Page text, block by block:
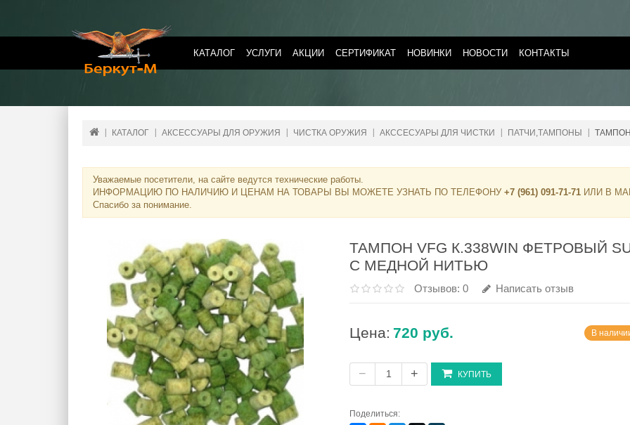
КАТАЛОГ УСЛУГИ АКЦИИ СЕРТИФИКАТ НОВИНКИ НОВОСТИ КОНТАКТЫ
КАТАЛОГ АКСЕССУАРЫ ДЛЯ ОРУЖИЯ ЧИСТКА ОРУЖИЯ АКССЕСУАРЫ ДЛЯ ЧИСТКИ ПАТЧИ,ТАМПОНЫ ТАМПОН
Уважаемые посетители, на сайте ведутся технические работы.
ИНФОРМАЦИЮ ПО НАЛИЧИЮ И ЦЕНАМ НА ТОВАРЫ ВЫ МОЖЕТЕ УЗНАТЬ ПО ТЕЛЕФОНУ +7 (961) 091-71-71 ИЛИ В
Спасибо за понимание.
ТАМПОН VFG К.338WIN ФЕТРОВЫЙ
С МЕДНОЙ НИТЬЮ
Отзывов: 0 Написать отзыв
Цена: 720 руб. В
− + КУПИТЬ
Поделиться: